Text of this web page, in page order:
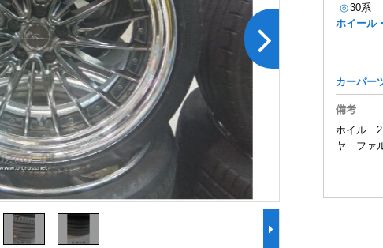
◎30系
ホイール
カーパー
備考
ホイル
ヤ ファ